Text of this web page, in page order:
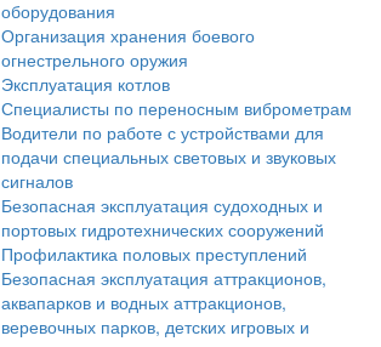
оборудования
Организация хранения боевого
огнестрельного оружия
Эксплуатация котлов
Специалисты по переносным виброметрам
Водители по работе с устройствами для
подачи специальных световых и звуковых
сигналов
Безопасная эксплуатация судоходных и
портовых гидротехнических сооружений
Профилактика половых преступлений
Безопасная эксплуатация аттракционов,
аквапарков и водных аттракционов,
веревочных парков, детских игровых и